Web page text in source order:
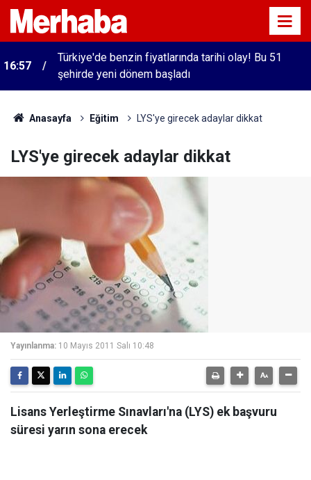
16:57
Türkiye'de benzin fiyatlarında tarihi olay! Bu 51
şehirde yeni dönem başladı
Anasayfa Eğitim LYS'ye girecek adaylar dikkat
LYS'ye girecek adaylar dikkat
Yayınlanma: 10 Mayıs 2011 Salı 10:48
Lisans Yerleştirme Sınavları'na (LYS) ek başvuru
süresi yarın sona erecek